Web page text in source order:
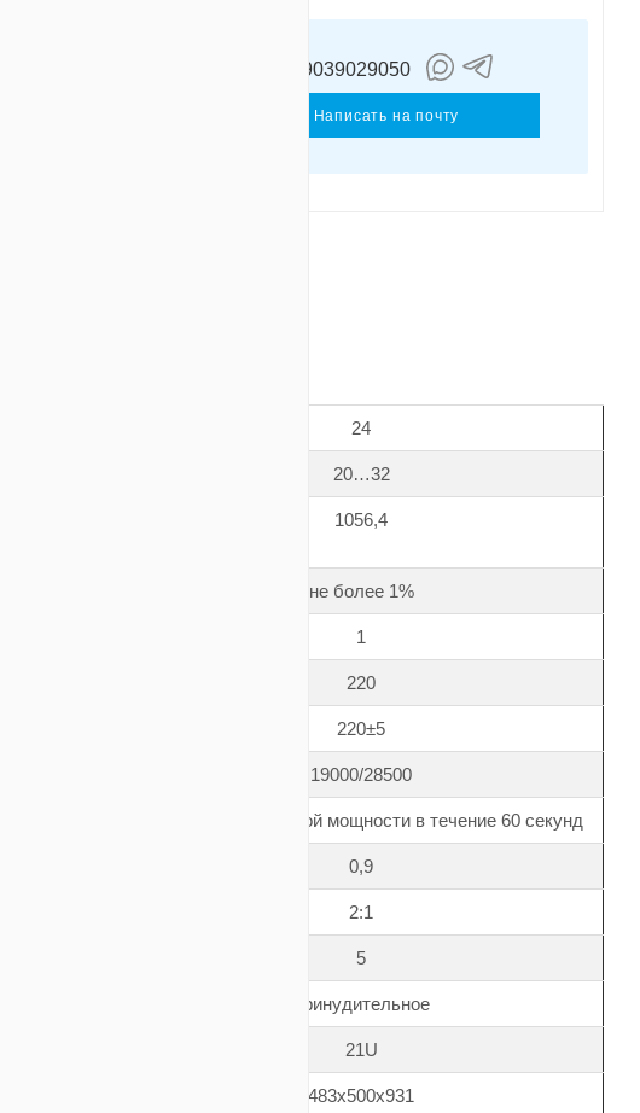
+79039029050
Написать на почту
24
20…32
1056,4
не более 1%
1
220
220±5
19000/28500
120% от номинальной мощности в течение 60 секунд
0,9
2:1
5
принудительное
21U
483х500х931